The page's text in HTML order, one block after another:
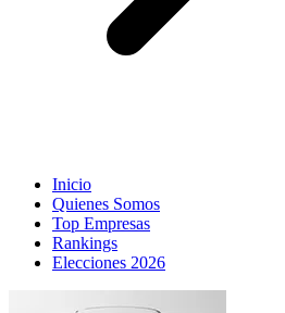
Inicio
Quienes Somos
Top Empresas
Rankings
Elecciones 2026